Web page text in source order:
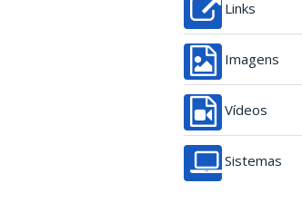
Links
Imagens
Vídeos
Sistemas